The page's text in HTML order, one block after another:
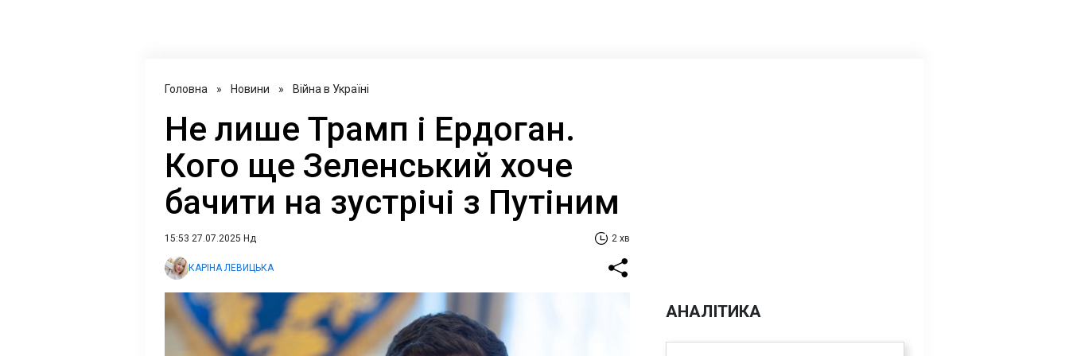
Головна » Новини » Війна в Україні
Не лише Трамп і Ердоган.
Кого ще Зеленський хоче
бачити на зустрічі з Путіним
15:53 27.07.2025 Нд 2 хв
КАРІНА ЛЕВИЦЬКА
АНАЛІТИКА